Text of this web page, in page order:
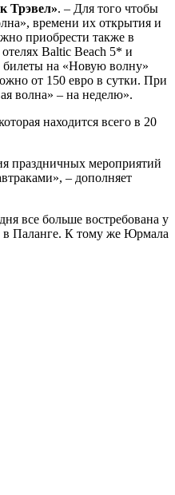
Трэвел». – Для того чтобы
времени их открытия и
приобрести также в
Baltic Beach 5* и
билеты на «Новую волну»
от 150 евро в сутки. При
волна» – на неделю».
находится всего в 20
праздничных мероприятий
– дополняет
все больше востребована у
в Паланге. К тому же Юрмала